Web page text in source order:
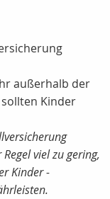
außerhalb der
Kinder
viel zu gering,
Kinder -